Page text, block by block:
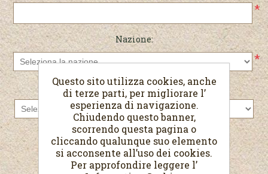
*
Nazione:
*
Stato/provincia:
Recapiti
Telefono:
Questo sito utilizza cookies, anche
di terze parti, per migliorare l’
esperienza di navigazione.
Chiudendo questo banner,
scorrendo questa pagina o
cliccando qualunque suo elemento
si acconsente all’uso dei cookies.
Per approfondire leggere l’